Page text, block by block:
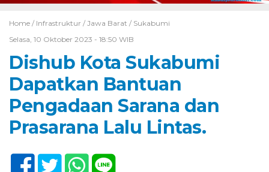
Home / Infrastruktur / Jawa Barat / Sukabumi
Selasa, 10 Oktober 2023 - 18:50 WIB
Dishub Kota Sukabumi
Dapatkan Bantuan
Pengadaan Sarana dan
Prasarana Lalu Lintas.